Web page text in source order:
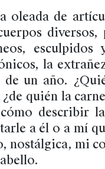
oleada de
esculpidos
la
de un año.
¿de quién la
describir
a él o a mí
nostálgica, mi